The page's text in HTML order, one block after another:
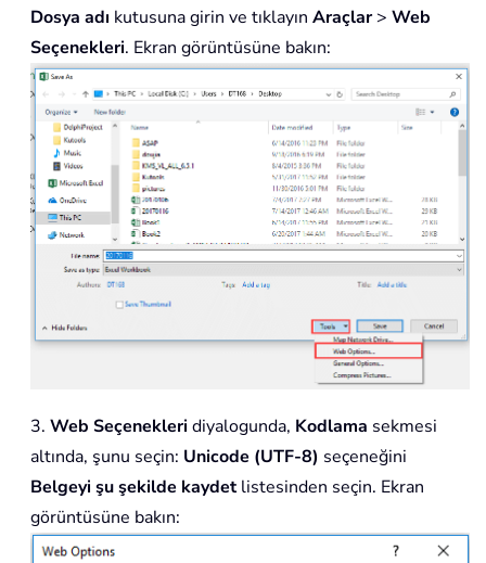
Dosya adı kutusuna girin ve tıklayın Araçlar> Web
Seçenekleri. Ekran görüntüsüne bakın:
3. Web Seçenekleri diyalogunda, Kodlama sekmesi
altında, şunu seçin: Unicode (UTF-8) seçeneğini
Belgeyi şu şekilde kaydetlistesinden seçin. Ekran
görüntüsüne bakın: